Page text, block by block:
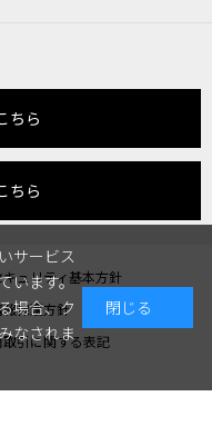
ちら
ちら
キュリティ基本方針
報保護方針
取引に関する表記
サービス
います。
場合、ク
なされま
閉じる